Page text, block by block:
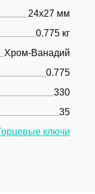
24x27 мм
0.775 кг
Хром-Ванадий
0.775
330
35
ключи